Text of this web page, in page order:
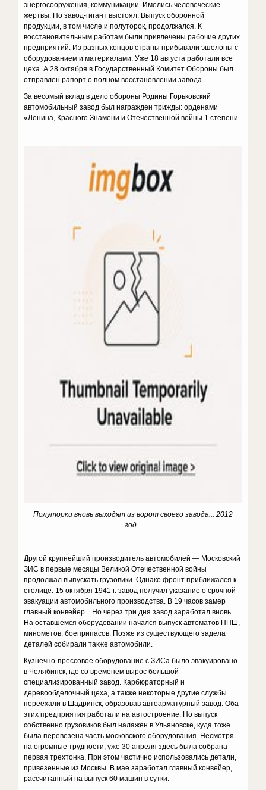
энергосооружения, коммуникации. Имелись человеческие
жертвы. Но завод-гигант выстоял. Выпуск оборонной
продукции, в том числе и полуторок, продолжался. К
восстановительным работам были привлечены рабочие других
предприятий. Из разных концов страны прибывали эшелоны с
оборудованием и материалами. Уже 18 августа работали все
цеха. А 28 октября в Государственный Комитет Обороны был
отправлен рапорт о полном восстановлении завода.
За весомый вклад в дело обороны Родины Горьковский
автомобильный завод был награжден трижды: орденами
«Ленина, Красного Знамени и Отечественной войны 1 степени.
Полуторки вновь выходят из ворот своего завода... 2012
год...
Другой крупнейший производитель автомобилей — Московский
ЗИС в первые месяцы Великой Отечественной войны
продолжал выпускать грузовики. Однако фронт приближался к
столице. 15 октября 1941 г. завод получил указание о срочной
эвакуации автомобильного производства. В 19 часов замер
главный конвейер... Но через три дня завод заработал вновь.
На оставшемся оборудовании начался выпуск автоматов ППШ,
минометов, боеприпасов. Позже из существующего задела
деталей собирали также автомобили.
Кузнечно-прессовое оборудование с ЗИСа было эвакуировано
в Челябинск, где со временем вырос большой
специализированный завод. Карбюраторный и
деревообделочный цеха, а также некоторые другие службы
переехали в Шадринск, образовав автоарматурный завод. Оба
этих предприятия работали на автостроение. Но выпуск
собственно грузовиков был налажен в Ульяновске, куда тоже
была перевезена часть московского оборудования. Несмотря
на огромные трудности, уже 30 апреля здесь была собрана
первая трехтонка. При этом частично использовались детали,
привезенные из Москвы. В мае заработал главный конвейер,
рассчитанный на выпуск 60 машин в сутки.